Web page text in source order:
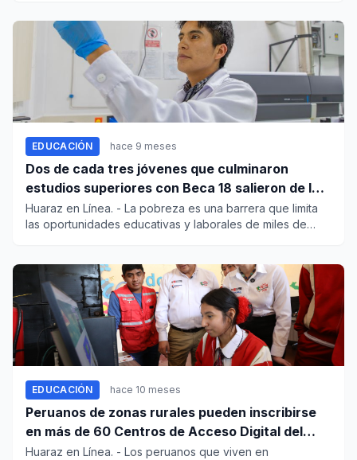
EDUCACIÓN hace 9 meses
Dos de cada tres jóvenes que culminaron
estudios superiores con Beca 18 salieron de la
pobreza
Huaraz en Línea. - La pobreza es una barrera que limita
las oportunidades educativas y laborales de miles de
EDUCACIÓN hace 10 meses
Peruanos de zonas rurales pueden inscribirse
en más de 60 Centros de Acceso Digital del
país
Huaraz en Línea. - Los peruanos que viven en